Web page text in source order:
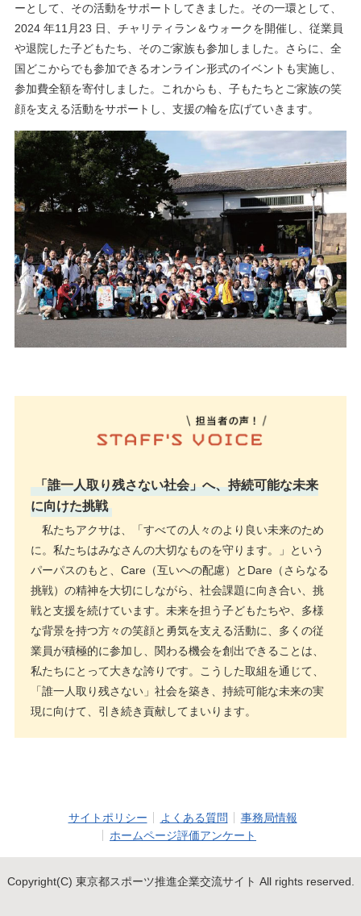
ーとして、その活動をサポートしてきました。その一環として、
2024 年11月23 日、チャリティラン＆ウォークを開催し、従業員
や退院した子どもたち、そのご家族も参加しました。さらに、全
国どこからでも参加できるオンライン形式のイベントも実施し、
参加費全額を寄付しました。これからも、子もたちとご家族の笑
顔を支える活動をサポートし、支援の輪を広げていきます。
「誰一人取り残さない社会」へ、持続可能な未来
に向けた挑戦
私たちアクサは、「すべての人々のより良い未来のため
に。私たちはみなさんの大切なものを守ります。」という
パーパスのもと、Care（互いへの配慮）とDare（さらなる
挑戦）の精神を大切にしながら、社会課題に向き合い、挑
戦と支援を続けています。未来を担う子どもたちや、多様
な背景を持つ方々の笑顔と勇気を支える活動に、多くの従
業員が積極的に参加し、関わる機会を創出できることは、
私たちにとって大きな誇りです。こうした取組を通じて、
「誰一人取り残さない」社会を築き、持続可能な未来の実
現に向けて、引き続き貢献してまいります。
サイトポリシー よくある質問
事務局情報
ホームページ評価アンケート
Copyright(C) 東京都スポーツ推進企業交流サイト All rights reserved.